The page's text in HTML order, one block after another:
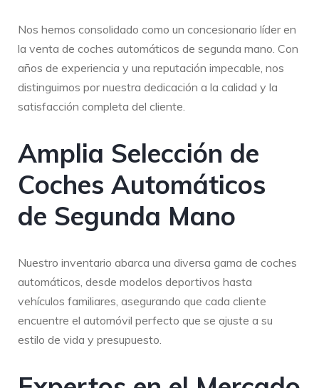
Nos hemos consolidado como un concesionario líder en
la venta de coches automáticos de segunda mano. Con
años de experiencia y una reputación impecable, nos
distinguimos por nuestra dedicación a la calidad y la
satisfacción completa del cliente.
Amplia Selección de
Coches Automáticos
de Segunda Mano
Nuestro inventario abarca una diversa gama de coches
automáticos, desde modelos deportivos hasta
vehículos familiares, asegurando que cada cliente
encuentre el automóvil perfecto que se ajuste a su
estilo de vida y presupuesto.